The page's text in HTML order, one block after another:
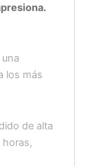
los más
de alta
horas,